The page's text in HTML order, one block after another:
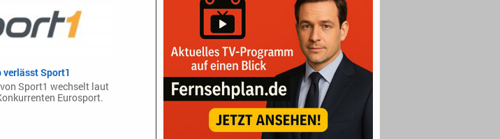
Sport1
Sport1 wechselt laut
Eurosport.